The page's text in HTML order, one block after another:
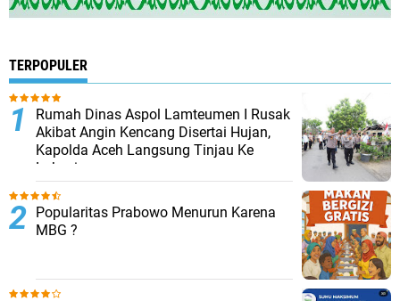
TERPOPULER
Rumah Dinas Aspol Lamteumen I Rusak
Akibat Angin Kencang Disertai Hujan,
Kapolda Aceh Langsung Tinjau Ke
Lokasi
Popularitas Prabowo Menurun Karena
MBG ?